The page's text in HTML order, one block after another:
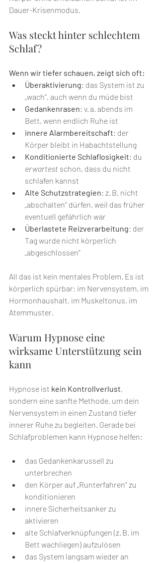
Dauer-Krisenmodus.
Was steckt hinter schlechtem
Schlaf?
Wenn wir tiefer schauen, zeigt sich oft:
Überaktivierung: das System ist zu
„wach“, auch wenn du müde bist
Gedankenrasen: v. a. abends im
Bett, wenn endlich Ruhe ist
innere Alarmbereitschaft: der
Körper bleibt in Habachtstellung
Konditionierte Schlaflosigkeit: du
erwartest schon, dass du nicht
schlafen kannst
Alte Schutzstrategien: z. B. nicht
„abschalten“ dürfen, weil das früher
eventuell gefährlich war
Überlastete Reizverarbeitung: der
Tag wurde nicht körperlich
„abgeschlossen“
All das ist kein mentales Problem. Es ist
körperlich spürbar: im Nervensystem, im
Hormonhaushalt, im Muskeltonus, im
Atemmuster.
Warum Hypnose eine
wirksame Unterstützung sein
kann
Hypnose ist kein Kontrollverlust,
sondern eine sanfte Methode, um dein
Nervensystem in einen Zustand tiefer
innerer Ruhe zu begleiten. Gerade bei
Schlafproblemen kann Hypnose helfen:
das Gedankenkarussell zu
unterbrechen
den Körper auf „Runterfahren“ zu
konditionieren
innere Sicherheitsanker zu
aktivieren
alte Schlafverknüpfungen (z. B. im
Bett wachliegen) aufzulösen
das System langsam wieder an